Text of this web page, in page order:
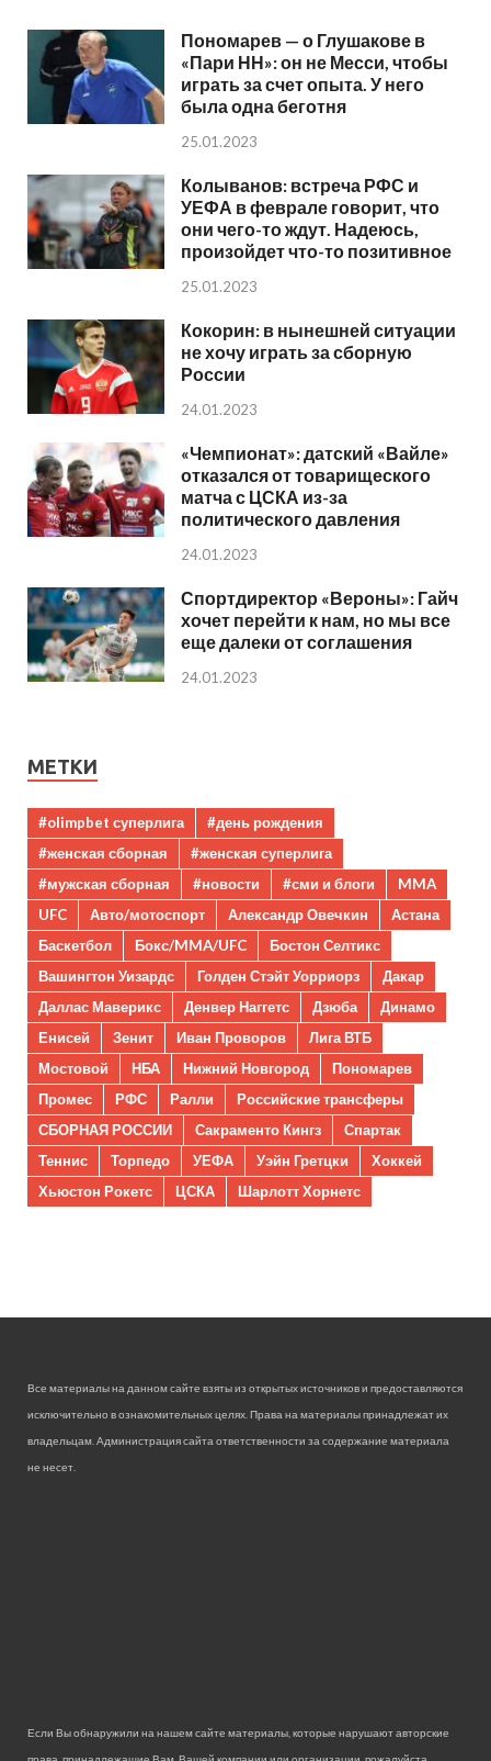
Пономарев — о Глушакове в
«Пари НН»: он не Месси, чтобы
играть за счет опыта. У него
была одна беготня
25.01.2023
Колыванов: встреча РФС и
УЕФА в феврале говорит, что
они чего-то ждут. Надеюсь,
произойдет что-то позитивное
25.01.2023
Кокорин: в нынешней ситуации
не хочу играть за сборную
России
24.01.2023
«Чемпионат»: датский «Вайле»
отказался от товарищеского
матча с ЦСКА из-за
политического давления
24.01.2023
Спортдиректор «Вероны»: Гайч
хочет перейти к нам, но мы все
еще далеки от соглашения
24.01.2023
МЕТКИ
#olimpbet суперлига
#день рождения
#женская сборная
#женская суперлига
#мужская сборная
#новости #сми и блоги
MMA
UFC
Авто/мотоспорт Александр Овечкин
Астана
Баскетбол
Бокс/MMA/UFC
Бостон Селтикс
Вашингтон Уизардс
Голден Стэйт Уорриорз
Дакар
Даллас Маверикс
Денвер Наггетс Дзюба
Динамо
Енисей
Зенит Иван Проворов
Лига ВТБ
Мостовой
НБА Нижний Новгород
Пономарев
Промес
РФС Ралли
Российские трансферы
СБОРНАЯ РОССИИ
Сакраменто Кингз
Спартак
Теннис
Торпедо УЕФА Уэйн Гретцки
Хоккей
Хьюстон Рокетс
ЦСКА Шарлотт Хорнетс
Все материалы на данном сайте взяты из открытых источников и предоставляются
исключительно в ознакомительных целях. Права на материалы принадлежат их
владельцам. Администрация сайта ответственности за содержание материала
не несет.
Если Вы обнаружили на нашем сайте материалы, которые нарушают авторские